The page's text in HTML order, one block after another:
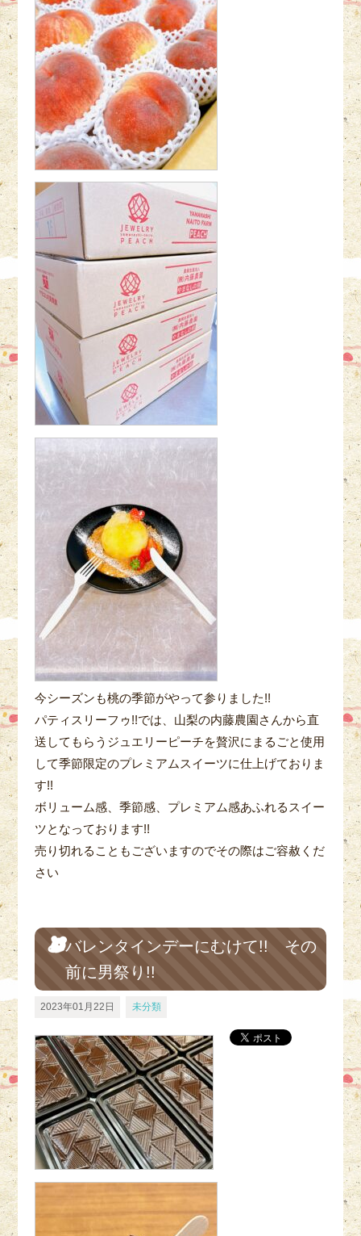
今シーズンも桃の季節がやって参りました!!
パティスリーフゥ!!では、山梨の内藤農園さんから直
送してもらうジュエリーピーチを贅沢にまるごと使用
して季節限定のプレミアムスイーツに仕上げておりま
す!!
ボリューム感、季節感、プレミアム感あふれるスイー
ツとなっております!!
売り切れることもございますのでその際はご容赦くだ
さい
バレンタインデーにむけて!! その
前に男祭り!!
2023年01月22日 未分類